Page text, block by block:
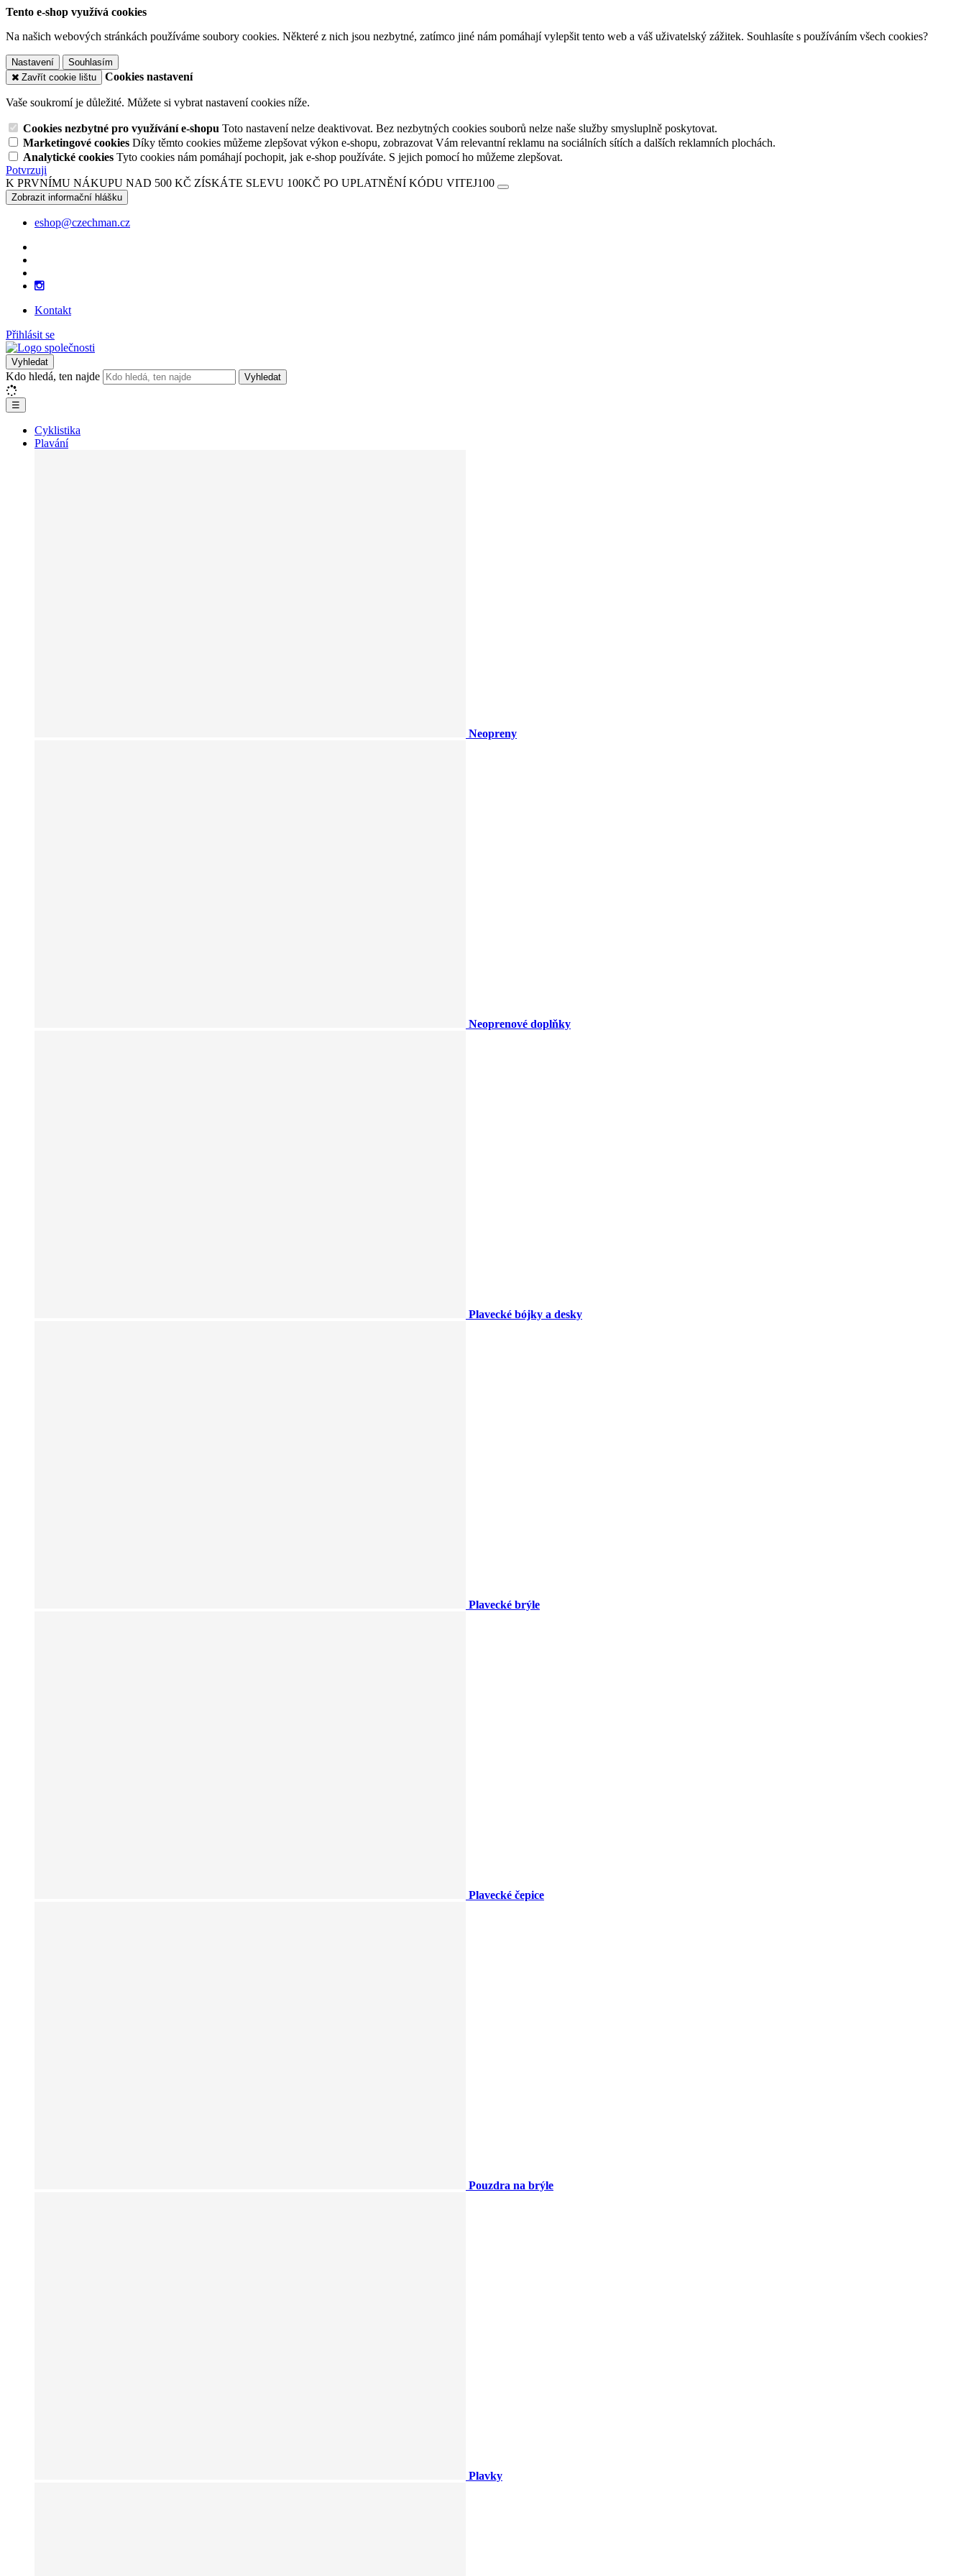
Tento e-shop využívá cookies
Na našich webových stránkách používáme soubory cookies. Některé z nich jsou nezbytné, zatímco jiné nám pomáhají vylepšit tento web a váš uživatelský zážitek. Souhlasíte s používáním všech cookies?
Nastavení
Souhlasím
Zavřít cookie lištu
Cookies nastavení
Vaše soukromí je důležité. Můžete si vybrat nastavení cookies níže.
Cookies nezbytné pro využívání e-shopu Toto nastavení nelze deaktivovat. Bez nezbytných cookies souborů nelze naše služby smysluplně poskytovat.
Marketingové cookies Díky těmto cookies můžeme zlepšovat výkon e-shopu, zobrazovat Vám relevantní reklamu na sociálních sítích a dalších reklamních plochách.
Analytické cookies Tyto cookies nám pomáhají pochopit, jak e-shop používáte. S jejich pomocí ho můžeme zlepšovat.
Potvrzuji
K PRVNÍMU NÁKUPU NAD 500 KČ ZÍSKÁTE SLEVU 100KČ PO UPLATNĚNÍ KÓDU VITEJ100
Zobrazit informační hlášku
eshop@czechman.cz
Kontakt
Přihlásit se
Vyhledat
Kdo hledá, ten najde Vyhledat
☰
Cyklistika
Plavání
Neopreny
Neoprenové doplňky
Plavecké bójky a desky
Plavecké brýle
Plavecké čepice
Pouzdra na brýle
Plavky